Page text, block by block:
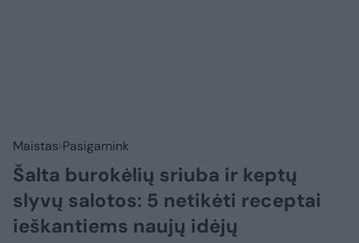
Maistas Pasigamink
Šalta burokėlių sriuba ir keptų
slyvų salotos: 5 netikėti receptai
ieškantiems naujų idėjų